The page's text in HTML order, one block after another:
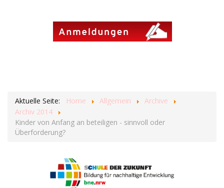
Aktuelle Seite: Home Allgemein
Archive
Archiv 2014
Kinder von Anfang an beteiligen - sinnvoll oder
Überforderung?